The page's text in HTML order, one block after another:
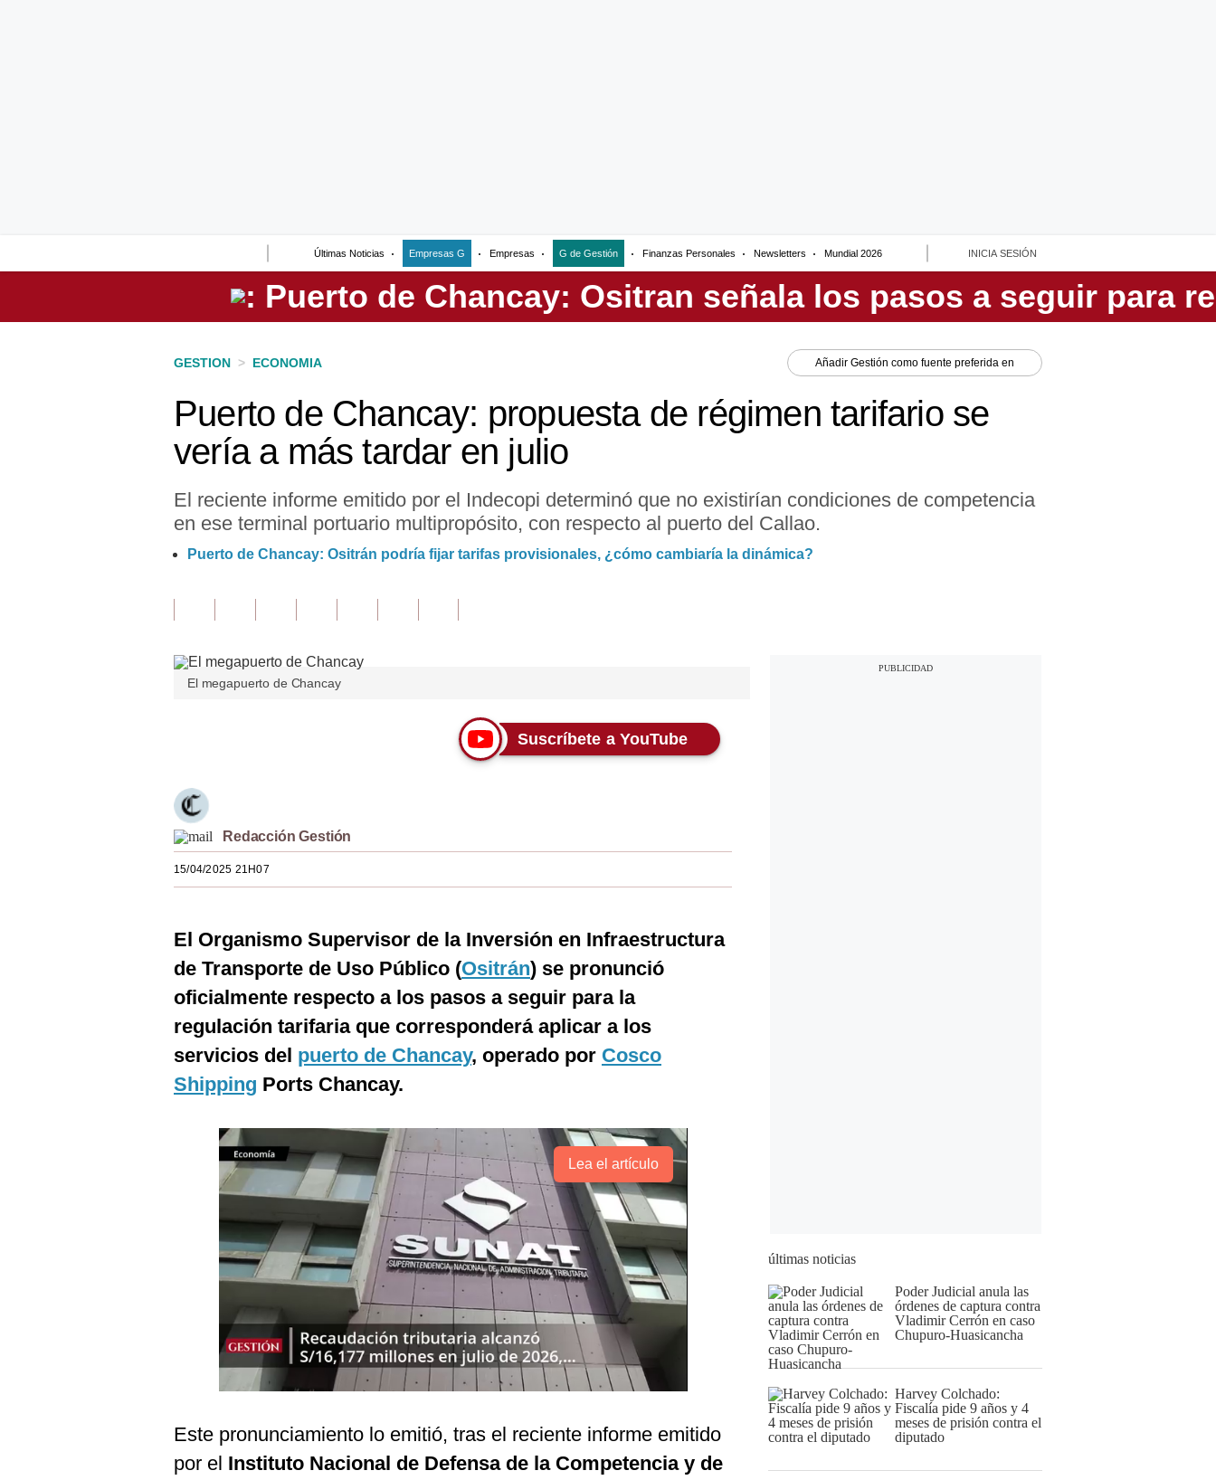
Últimas Noticias Empresas G Empresas G de Gestión Finanzas Personales Newsletters Mundial 2026 INICIA SESIÓN
Perú
GESTION > ECONOMIA Añadir Gestión como fuente preferida en
Puerto de Chancay: propuesta de régimen tarifario se
vería a más tardar en julio
El reciente informe emitido por el Indecopi determinó que no existirían condiciones de competencia
en ese terminal portuario multipropósito, con respecto al puerto del Callao.
Puerto de Chancay: Ositrán podría fijar tarifas provisionales, ¿cómo cambiaría la dinámica?
El megapuerto de Chancay
Suscríbete a YouTube
Redacción Gestión
15/04/2025 21H07
El Organismo Supervisor de la Inversión en Infraestructura
de Transporte de Uso Público (Ositrán) se pronunció
oficialmente respecto a los pasos a seguir para la
regulación tarifaria que corresponderá aplicar a los
servicios del puerto de Chancay, operado por Cosco
Shipping Ports Chancay.
Lea el artículo
Este pronunciamiento lo emitió, tras el reciente informe emitido
por el Instituto Nacional de Defensa de la Competencia y de
últimas noticias
Poder Judicial anula las
órdenes de captura contra
Vladimir Cerrón en caso
Chupuro-Huasicancha
Harvey Colchado:
Fiscalía pide 9 años y 4
meses de prisión contra el
diputado